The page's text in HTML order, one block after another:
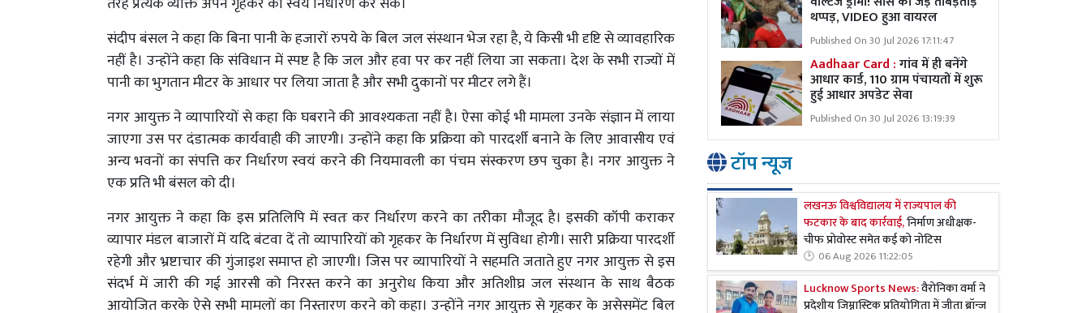
संदीप बंसल ने कहा कि बिना पानी के हजारों रुपये के बिल जल संस्थान भेज रहा है, ये किसी भी दृष्टि से व्यावहारिक
नहीं है। उन्होंने कहा कि संविधान में स्पष्ट है कि जल और हवा पर कर नहीं लिया जा सकता। देश के सभी राज्यों में
पानी का भुगतान मीटर के आधार पर लिया जाता है और सभी दुकानों पर मीटर लगे हैं।
नगर आयुक्त ने व्यापारियों से कहा कि घबराने की आवश्यकता नहीं है। ऐसा कोई भी मामला उनके संज्ञान में लाया
जाएगा उस पर दंडात्मक कार्यवाही की जाएगी। उन्होंने कहा कि प्रक्रिया को पारदर्शी बनाने के लिए आवासीय एवं
अन्य भवनों का संपत्ति कर निर्धारण स्वयं करने की नियमावली का पंचम संस्करण छप चुका है। नगर आयुक्त ने
एक प्रति भी बंसल को दी।
नगर आयुक्त ने कहा कि इस प्रतिलिपि में स्वतः कर निर्धारण करने का तरीका मौजूद है। इसकी कॉपी कराकर
व्यापार मंडल बाजारों में यदि बंटवा दें तो व्यापारियों को गृहकर के निर्धारण में सुविधा होगी। सारी प्रक्रिया पारदर्शी
रहेगी और भ्रष्टाचार की गुंजाइश समाप्त हो जाएगी। जिस पर व्यापारियों ने सहमति जताते हुए नगर आयुक्त से इस
संदर्भ में जारी की गई आरसी को निरस्त करने का अनुरोध किया और अतिशीघ्र जल संस्थान के साथ बैठक
आयोजित करके ऐसे सभी मामलों का निस्तारण करने को कहा। उन्होंने नगर आयुक्त से गृहकर के असेसमेंट बिल
थप्पड़, VIDEO हुआ वायरल
Published On 30 Jul 2026 17:11:47
Aadhaar Card :गांव में ही बनेंगे
आधार कार्ड, 110 ग्राम पंचायतों में शुरू
हुई आधार अपडेट सेवा
Published On 30 Jul 2026 13:19:39
टॉप न्यूज
लखनऊ विश्वविद्यालय में राज्यपाल की
फटकार के बाद कार्रवाई,निर्माण अधीक्षक-
चीफ प्रोवोस्ट समेत कई को नोटिस
06 Aug 2026 11:22:05
Lucknow Sports News:वैरोनिका वर्मा ने
प्रदेशीय जिम्नास्टिक प्रतियोगिता में जीता ब्रॉन्ज